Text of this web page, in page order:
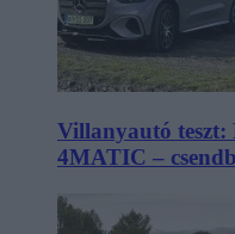
Villanyautó teszt:
4MATIC –